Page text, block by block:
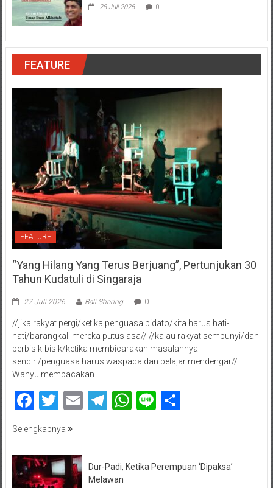
28 Juli 2026 0
FEATURE
FEATURE
“Yang Hilang Yang Terus Berjuang”, Pertunjukan 30
Tahun Kudatuli di Singaraja
27 Juli 2026 Bali Sharing 0
//jika rakyat pergi/ketika penguasa pidato/kita harus hati-
hati/barangkali mereka putus asa// //kalau rakyat sembunyi/dan
berbisik-bisik/ketika membicarakan masalahnya
sendiri/penguasa harus waspada dan belajar mendengar//
Wahyu membacakan
Facebook
Twitter
EmailTelegram
WhatsApp
LineShare
Selengkapnya
Dur-Padi, Ketika Perempuan ‘Dipaksa’
Melawan